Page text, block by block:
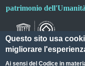
patrimonio dell'Umanità
Questo sito usa
migliorare
Ai sensi delCodice in